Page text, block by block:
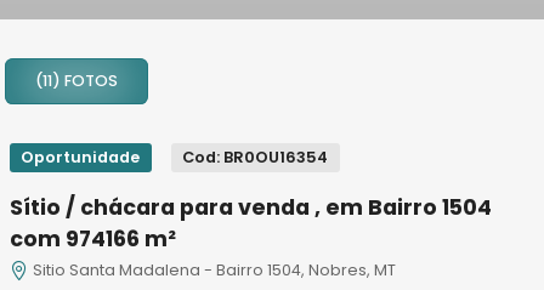
2
3
7
8
9
(11) FOTOS
Oportunidade Cod: BR0OU16354
Sítio / chácara para venda , em Bairro 1504
com 974166 m²
Sitio Santa Madalena - Bairro 1504, Nobres, MT